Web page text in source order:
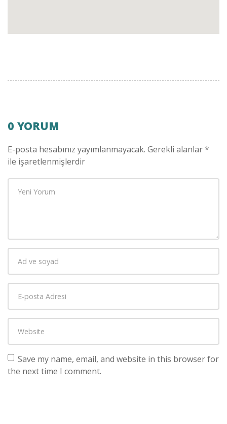
0 YORUM
E-posta hesabınız yayımlanmayacak. Gerekli alanlar*
ile işaretlenmişlerdir
Save my name, email, and website in this browser for
the next time I comment.